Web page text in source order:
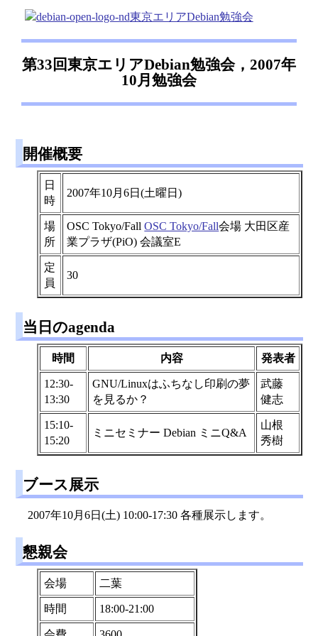
東京エリアDebian勉強会
第33回東京エリアDebian勉強会，2007年
10月勉強会
開催概要
日
時
2007年10月6日(土曜日)
場
所
OSC Tokyo/FallOSC Tokyo/Fall会場 大田区産
業プラザ(PiO) 会議室E
定
員
30
当日のagenda
時間 内容 発表者
12:30-
13:30
GNU/Linuxはふちなし印刷の夢
を見るか？
武藤
健志
15:10-
15:20
ミニセミナー Debian ミニQ&A
山根
秀樹
ブース展示
2007年10月6日(土) 10:00-17:30 各種展示します。
懇親会
会場 二葉
時間 18:00-21:00